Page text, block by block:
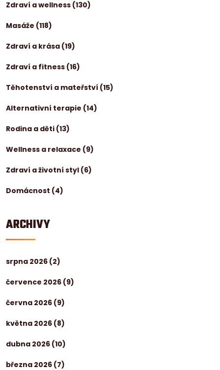
Zdraví a wellness (130)
Masáže (118)
Zdraví a krása (19)
Zdraví a fitness (16)
Těhotenství a mateřství (15)
Alternativní terapie (14)
Rodina a děti (13)
Wellness a relaxace (9)
Zdraví a životní styl (6)
Domácnost (4)
ARCHIVY
srpna 2026 (2)
července 2026 (9)
června 2026 (9)
května 2026 (8)
dubna 2026 (10)
března 2026 (7)